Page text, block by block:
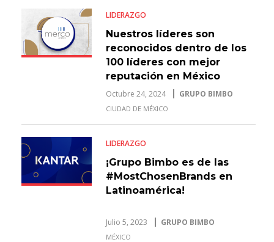
LIDERAZGO
Nuestros líderes son
reconocidos dentro de los
100 líderes con mejor
reputación en México
Octubre 24, 2024 GRUPO BIMBO
CIUDAD DE MÉXICO
LIDERAZGO
¡Grupo Bimbo es de las
#MostChosenBrands en
Latinoamérica!
Julio 5, 2023 GRUPO BIMBO
MÉXICO